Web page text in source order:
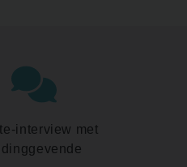
interview met